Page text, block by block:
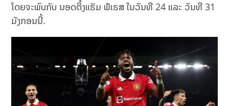
ໂດຍຈະພົບກັບ ນອດຕິ້ງແຮັມ ຟໍເຣສ ໃນວັນທີ 24 ແລະ ວັນທີ 31
ມັງກອນນີ້.